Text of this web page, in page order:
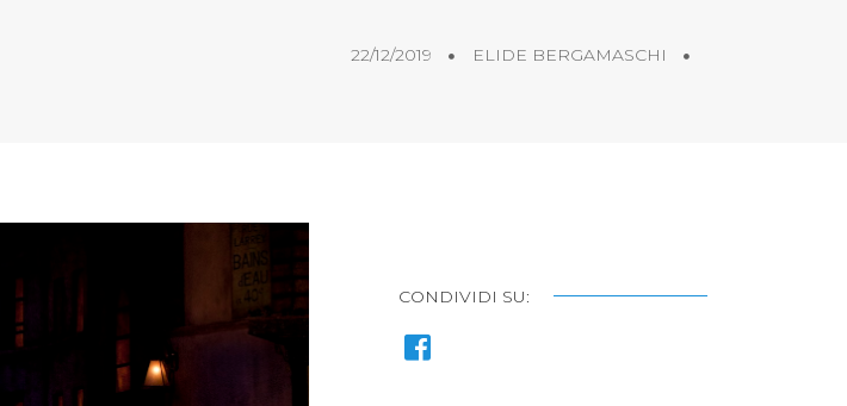
22/12/2019 ELIDE BERGAMASCHI
CONDIVIDI SU: